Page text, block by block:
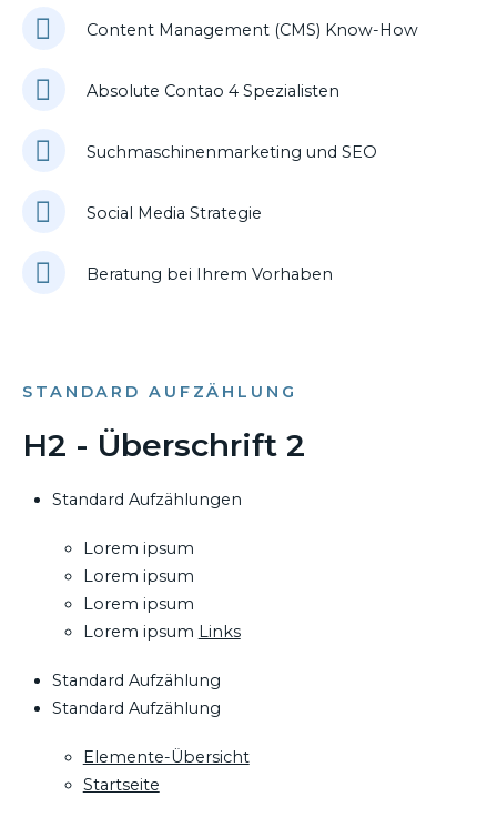
Content Management (CMS) Know-How
Absolute Contao 4 Spezialisten
Suchmaschinenmarketing und SEO
Social Media Strategie
Beratung bei Ihrem Vorhaben
STANDARD AUFZÄHLUNG
H2 - Überschrift 2
Standard Aufzählungen
Lorem ipsum
Lorem ipsum
Lorem ipsum
Lorem ipsum Links
Standard Aufzählung
Standard Aufzählung
Elemente-Übersicht
Startseite